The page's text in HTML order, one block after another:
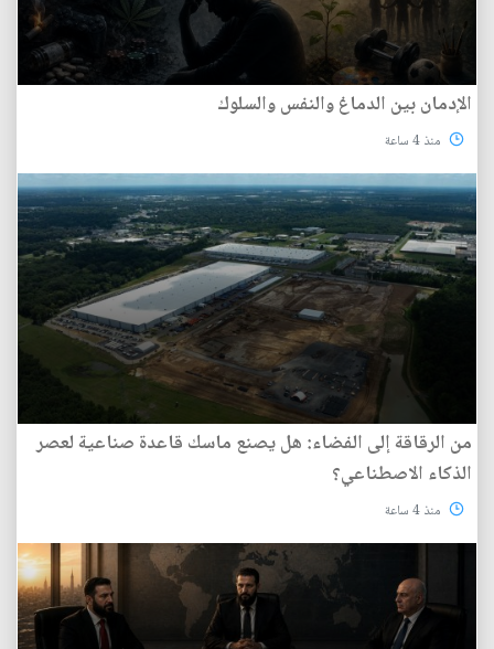
الإدمان بين الدماغ والنفس والسلوك
منذ 4 ساعة
من الرقاقة إلى الفضاء: هل يصنع ماسك قاعدة صناعية لعصر
الذكاء الاصطناعي؟
منذ 4 ساعة